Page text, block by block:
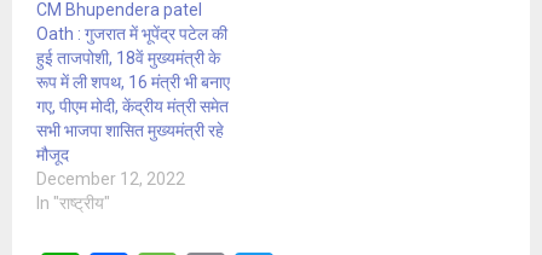
CM Bhupendera patel
Oath : गुजरात में भूपेंद्र पटेल की
हुई ताजपोशी, 18वें मुख्यमंत्री के
रूप में ली शपथ, 16 मंत्री भी बनाए
गए, पीएम मोदी, केंद्रीय मंत्री समेत
सभी भाजपा शासित मुख्यमंत्री रहे
मौजूद
December 12, 2022
In "राष्ट्रीय"